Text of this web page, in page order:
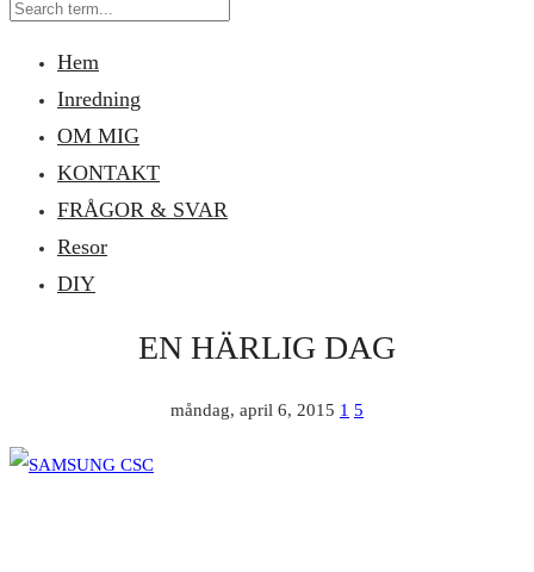
Hem
Inredning
OM MIG
KONTAKT
FRÅGOR & SVAR
Resor
DIY
EN HÄRLIG DAG
måndag, april 6, 2015 1 5